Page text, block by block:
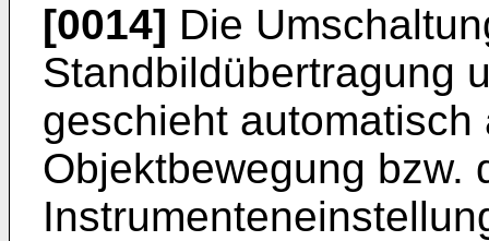
[0014] Die
Standbildübertragung
geschieht
Objektbewegung bzw.